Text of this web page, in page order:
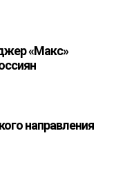
«Макс»
направления